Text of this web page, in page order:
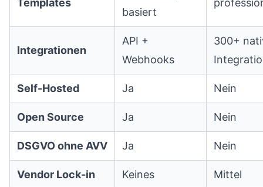
Templates
basiert
Integrationen
API +
Webhooks
300+
Self-Hosted Ja Nein
Open Source Ja Nein
DSGVO ohne AVV Ja Nein
Vendor Lock-in Keines Mittel